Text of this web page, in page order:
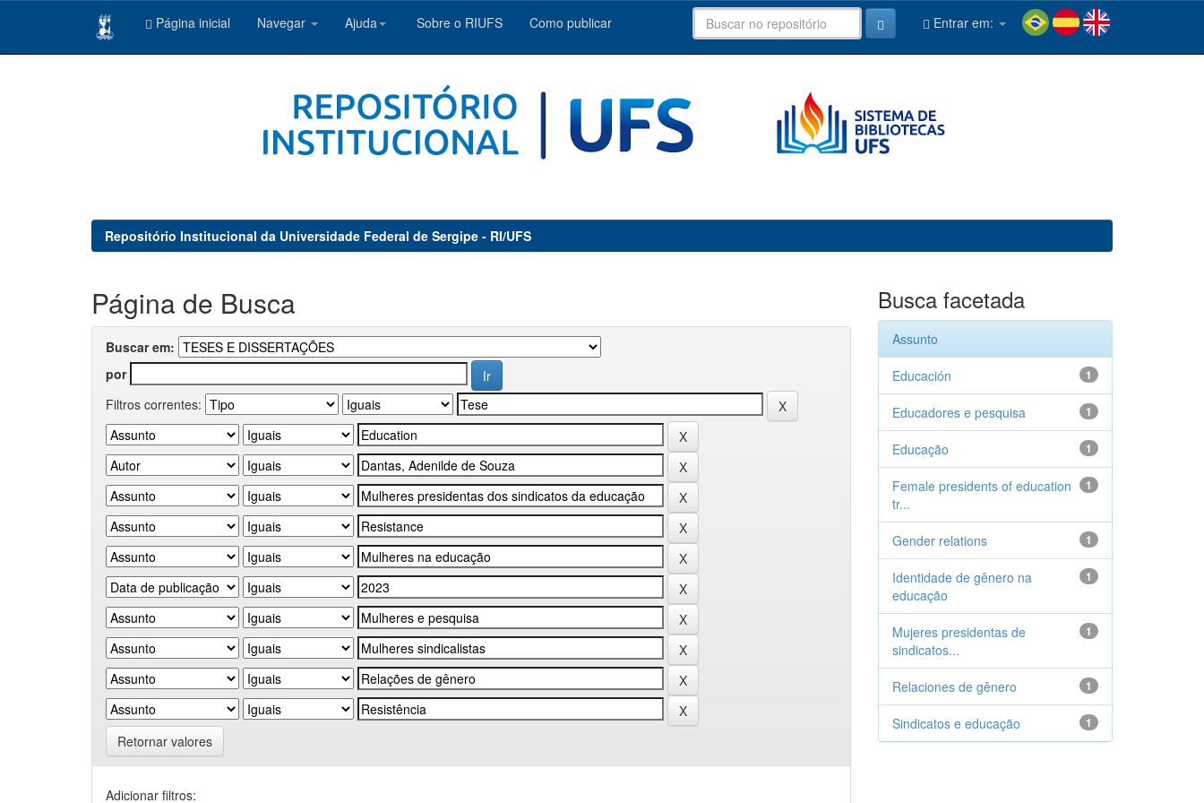
Página inicial Navegar Ajuda Sobre o RIUFS Como publicar Entrar em:
Repositório Institucional da Universidade Federal de Sergipe - RI/UFS
Página de Busca
Buscar em:
por
Filtros correntes:
Retornar valores
Adicionar filtros:
Busca facetada
Assunto
1
Educación
1
Educadores e pesquisa
1
Educação
1
Female presidents of education
tr...
1
Gender relations
1
Identidade de gênero na
educação
1
Mujeres presidentas de
sindicatos...
1
Relaciones de gênero
1
Sindicatos e educação